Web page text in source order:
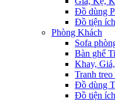
Đồ dùng
Đồ tiện ích
Phòng Khách
Sofa
Bàn ghế
Khay,
Tranh
Đồ dùng
Đồ tiện ích